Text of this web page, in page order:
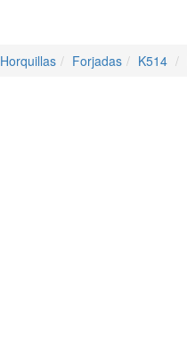
Horquillas Forjadas K514